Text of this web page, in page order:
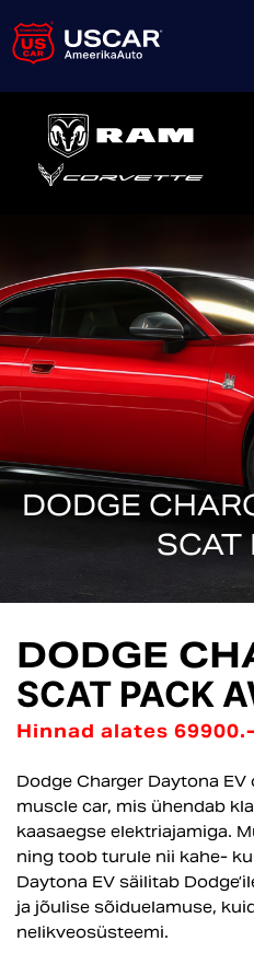
DODGE
DODGE
SCAT PACK
Hinnad alates
Dodge Charger Daytona
muscle car, mis ühendab
kaasaegse elektriajamiga.
ning toob turule nii kahe-
Daytona EV säilitab
ja jõulise sõiduelamuse,
nelikveosüsteemi.